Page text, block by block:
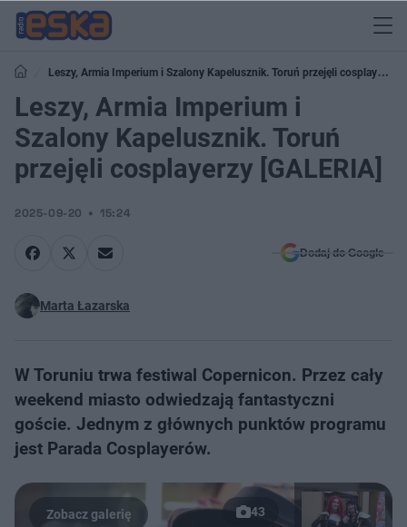
Leszy, Armia Imperium i Szalony Kapelusznik. Toruń przejęli cosplayerzy
[GALERIA]
Leszy, Armia Imperium i
Szalony Kapelusznik. Toruń
przejęli cosplayerzy [GALERIA]
2025-09-20 15:24
Dodaj do Google
Marta Łazarska
W Toruniu trwa festiwal Copernicon. Przez cały
weekend miasto odwiedzają fantastyczni
goście. Jednym z głównych punktów programu
jest Parada Cosplayerów.
43